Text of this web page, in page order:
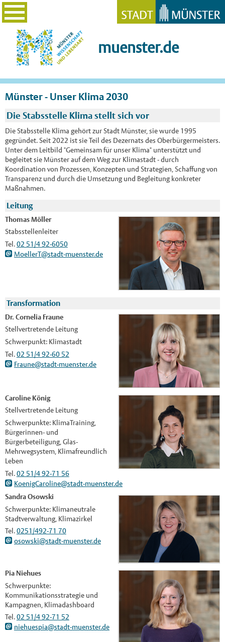
muenster.de
Münster - Unser Klima 2030
Die Stabsstelle Klima stellt sich vor
Die Stabsstelle Klima gehört zur Stadt Münster, sie wurde 1995
gegründet. Seit 2022 ist sie Teil des Dezernats des Oberbürgermeisters.
Unter dem Leitbild "Gemeinsam für unser Klima" unterstützt und
begleitet sie Münster auf dem Weg zur Klimastadt - durch
Koordination von Prozessen, Konzepten und Strategien, Schaffung von
Transparenz und durch die Umsetzung und Begleitung konkreter
Maßnahmen.
Leitung
Thomas Möller
Stabsstellenleiter
Tel.02 51/4 92-6050
MoellerT@stadt-muenster.de
Transformation
Dr. Cornelia Fraune
Stellvertretende Leitung
Schwerpunkt: Klimastadt
Tel.02 51/4 92-60 52
Fraune@stadt-muenster.de
Caroline König
Stellvertretende Leitung
Schwerpunkte: KlimaTraining,
Bürgerinnen- und
Bürgerbeteiligung, Glas-
Mehrwegsystem, Klimafreundlich
Leben
Tel.02 51/4 92-71 56
KoenigCaroline@stadt-muenster.de
Sandra Osowski
Schwerpunkte: Klimaneutrale
Stadtverwaltung, Klimazirkel
Tel.0251/492-71 70
osowski@stadt-muenster.de
Pia Niehues
Schwerpunkte:
Kommunikationsstrategie und
Kampagnen, Klimadashboard
Tel.02 51/4 92-71 52
niehuespia@stadt-muenster.de